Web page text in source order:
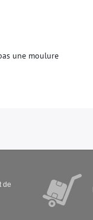
as une moulure
de